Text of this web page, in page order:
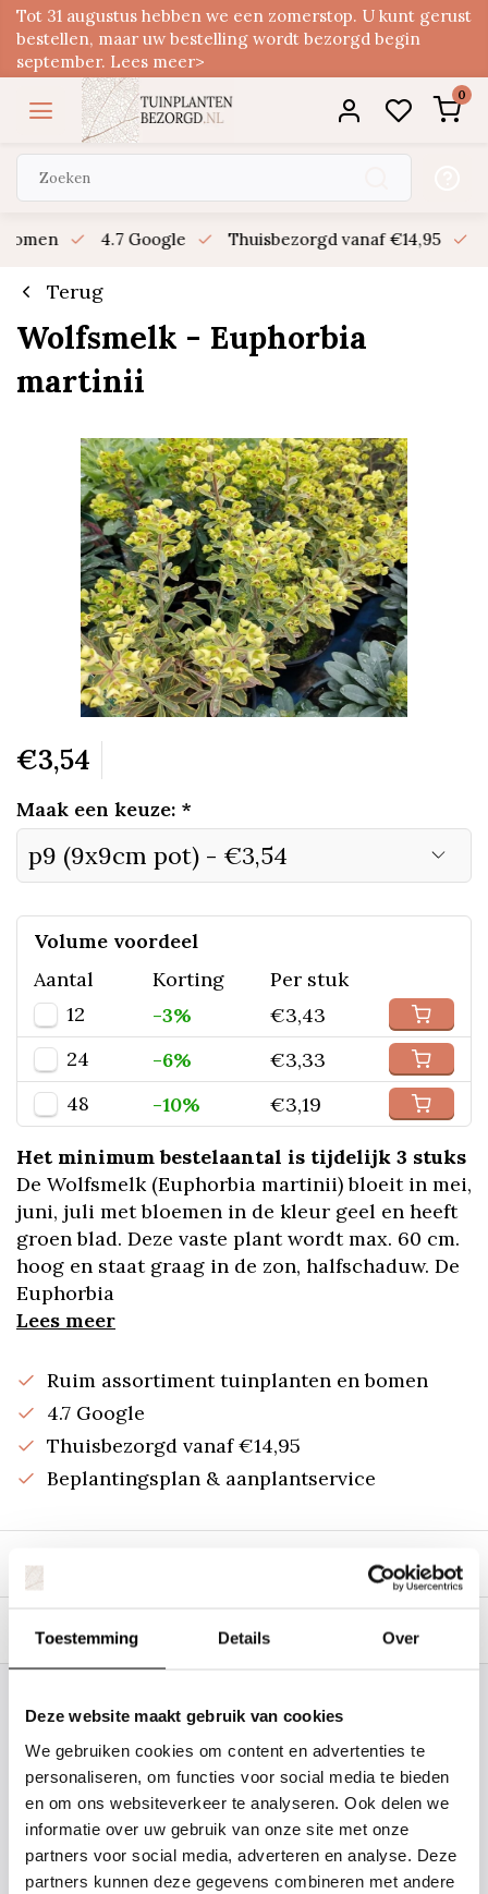
Toestemming Details Over
Deze website maakt gebruik van cookies
We gebruiken cookies om content en advertenties te
personaliseren, om functies voor social media te bieden
en om ons websiteverkeer te analyseren. Ook delen we
informatie over uw gebruik van onze site met onze
partners voor social media, adverteren en analyse. Deze
partners kunnen deze gegevens combineren met andere
Tot 31 augustus hebben we een zomerstop. U kunt gerust
bestellen, maar uw bestelling wordt bezorgd begin
september. Lees meer>
0
4.7 Google Thuisbezorgd vanaf €14,95
Terug
Wolfsmelk - Euphorbia
martinii
€3,54
Maak een keuze: *
Volume voordeel
Aantal
Korting
Per stuk
12
-3%
€3,43
24
-6%
€3,33
48
-10% €3,19
Het minimum bestelaantal is tijdelijk 3 stuks
De Wolfsmelk (Euphorbia martinii) bloeit in mei,
juni, juli met bloemen in de kleur geel en heeft
groen blad. Deze vaste plant wordt max. 60 cm.
hoog en staat graag in de zon, halfschaduw. De
Euphorbia
Lees meer
Ruim assortiment tuinplanten en bomen
4.7 Google
Thuisbezorgd vanaf €14,95
Beplantingsplan & aanplantservice
Beschrijving
Specificaties
Staat uw plantsoort of maat er niet
tussen? Laat het ons weten, dan
gaan we voor u kijken. Stuur ons
de plantnaam, hoogte, stamdikte en
vorm. Wilt u weten hoe uw plant of
boom er ongeveer eruit ziet? We